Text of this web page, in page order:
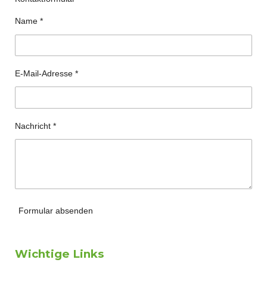
Name *
E-Mail-Adresse *
Nachricht *
Formular absenden
Wichtige Links